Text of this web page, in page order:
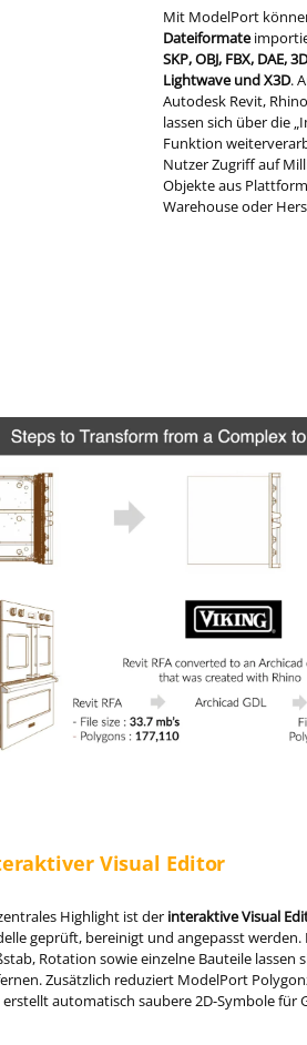
Mit ModelPort
Dateiformate
SKP, OBJ, FBX, DAE,
Lightwave und X3D.
Autodesk Revit,
lassen sich über die
Funktion
Nutzer Zugriff auf
Objekte aus
Warehouse oder
Visual Editor
Highlight ist der interaktive Visual
geprüft, bereinigt und angepasst
Rotation sowie einzelne Bauteile lassen
Zusätzlich reduziert ModelPort
automatisch saubere 2D-Symbole für